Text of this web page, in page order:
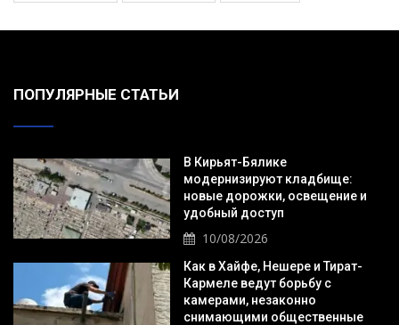
ПОПУЛЯРНЫЕ СТАТЬИ
В Кирьят-Бялике
модернизируют кладбище:
новые дорожки, освещение и
удобный доступ
10/08/2026
Как в Хайфе, Нешере и Тират-
Кармеле ведут борьбу с
камерами, незаконно
снимающими общественные